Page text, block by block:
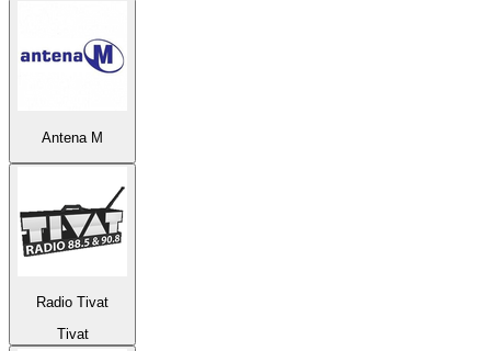
Antena M
Radio Tivat
Tivat